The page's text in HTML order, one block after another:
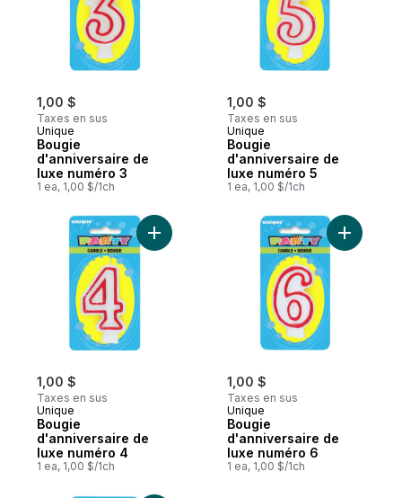
1,00 $
Taxes en sus
Unique
Bougie
d'anniversaire de
luxe numéro 3
1 ea, 1,00 $/1ch
1,00 $
Taxes en sus
Unique
Bougie
d'anniversaire de
luxe numéro 5
1 ea, 1,00 $/1ch
1,00 $
Taxes en sus
Unique
Bougie
d'anniversaire de
luxe numéro 4
1 ea, 1,00 $/1ch
Ajouter Bougie d'anniversaire de luxe
1,00 $
Taxes en sus
Unique
Bougie
d'anniversaire de
luxe numéro 6
1 ea, 1,00 $/1ch
Ajouter